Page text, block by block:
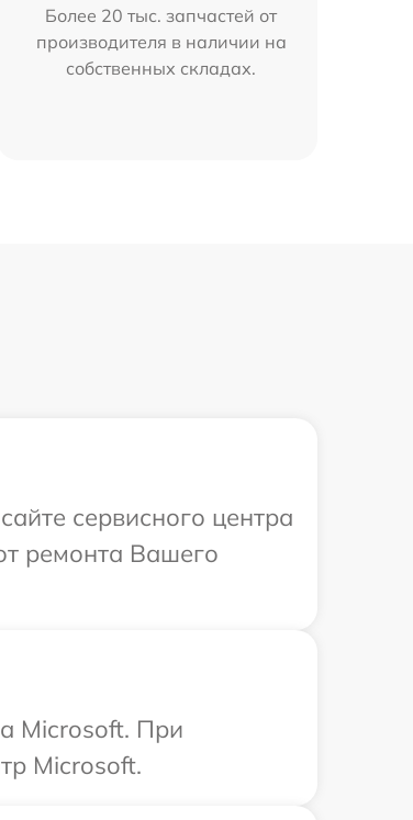
Более 20 тыс. запчастей от
производителя в наличии на
собственных складах.
сервисного центра
ремонта Вашего
Microsoft. При
Microsoft.